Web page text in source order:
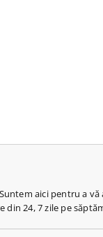
aici pentru a vă
din 24, 7 zile pe